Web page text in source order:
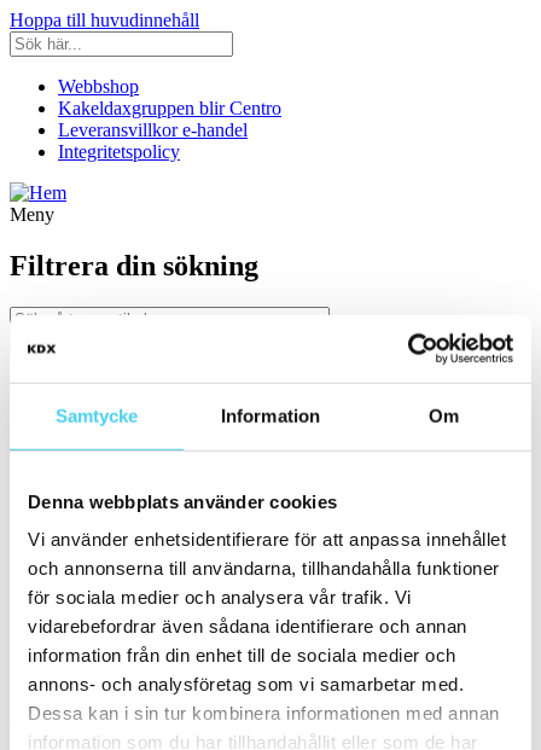
Samtycke Information Om
Denna webbplats använder cookies
Vi använder enhetsidentifierare för att anpassa innehållet
och annonserna till användarna, tillhandahålla funktioner
för sociala medier och analysera vår trafik. Vi
vidarebefordrar även sådana identifierare och annan
information från din enhet till de sociala medier och
annons- och analysföretag som vi samarbetar med.
Dessa kan i sin tur kombinera informationen med annan
information som du har tillhandahållit eller som de har
Hoppa till huvudinnehåll
Webbshop
Kakeldaxgruppen blir Centro
Leveransvillkor e-handel
Integritetspolicy
Meny
Filtrera din sökning
Ställ in filter: Kategori
m²
Leverantör
Välj önskad leverantör:
El Barco
Sortera
Tyvärr gav sökningen inget resultat. Välj gärna en kategori nedan